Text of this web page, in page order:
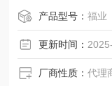
SMC型号CKZ-
产品型号：福业
更新时间：
厂商性质：代理